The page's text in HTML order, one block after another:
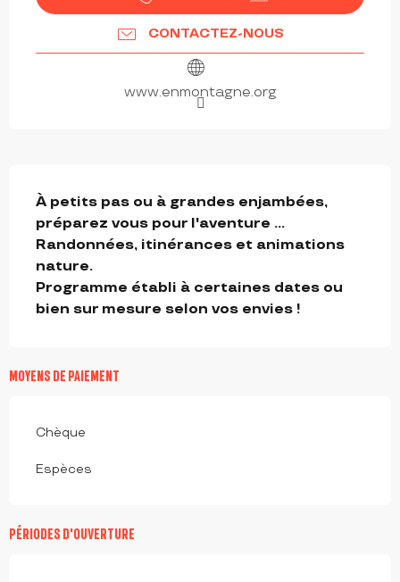
CONTACTEZ-NOUS
www.enmontagne.org
DESCRIPTION
À petits pas ou à grandes enjambées,
préparez vous pour l'aventure ...
Randonnées, itinérances et animations
nature.
Programme établi à certaines dates ou
bien sur mesure selon vos envies !
MOYENS DE PAIEMENT
Chèque
Espèces
PÉRIODES D'OUVERTURE